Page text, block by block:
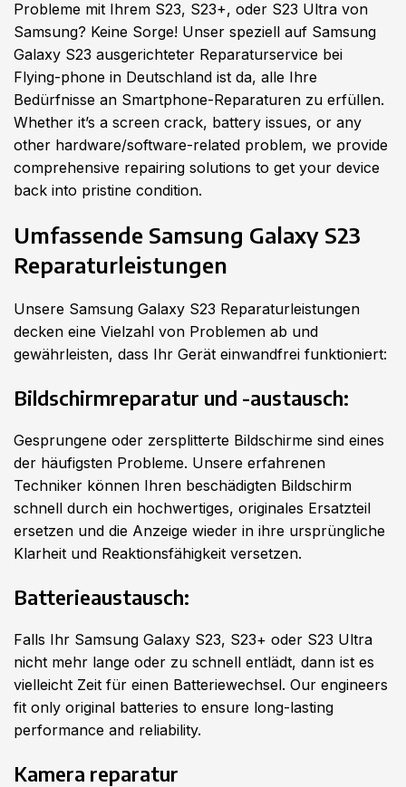
Probleme mit Ihrem S23, S23+, oder S23 Ultra von
Samsung? Keine Sorge! Unser speziell auf Samsung
Galaxy S23 ausgerichteter Reparaturservice bei
Flying-phone in Deutschland ist da, alle Ihre
Bedürfnisse an Smartphone-Reparaturen zu erfüllen.
Whether it’s a screen crack, battery issues, or any
other hardware/software-related problem, we provide
comprehensive repairing solutions to get your device
back into pristine condition.
Umfassende Samsung Galaxy S23
Reparaturleistungen
Unsere Samsung Galaxy S23 Reparaturleistungen
decken eine Vielzahl von Problemen ab und
gewährleisten, dass Ihr Gerät einwandfrei funktioniert:
Bildschirmreparatur und -austausch:
Gesprungene oder zersplitterte Bildschirme sind eines
der häufigsten Probleme. Unsere erfahrenen
Techniker können Ihren beschädigten Bildschirm
schnell durch ein hochwertiges, originales Ersatzteil
ersetzen und die Anzeige wieder in ihre ursprüngliche
Klarheit und Reaktionsfähigkeit versetzen.
Batterieaustausch:
Falls Ihr Samsung Galaxy S23, S23+ oder S23 Ultra
nicht mehr lange oder zu schnell entlädt, dann ist es
vielleicht Zeit für einen Batteriewechsel. Our engineers
fit only original batteries to ensure long-lasting
performance and reliability.
Kamera reparatur